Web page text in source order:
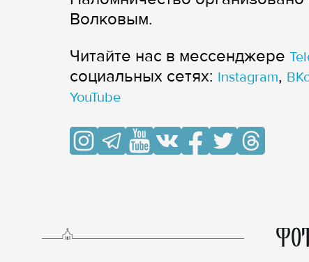
Волковым.
Читайте нас в мессенджере
cоциальных сетях: Instagram,
YouTube